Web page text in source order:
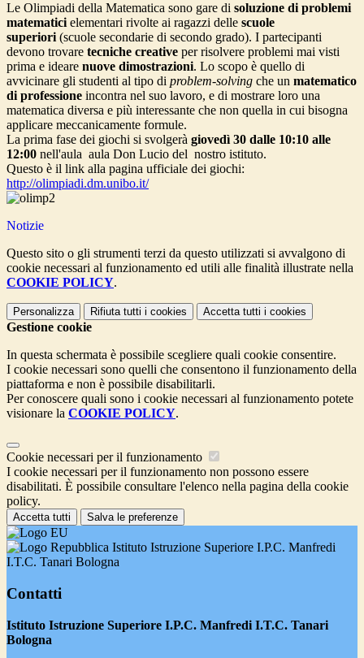
Le Olimpiadi della Matematica sono gare di soluzione di problemi
matematici elementari rivolte ai ragazzi delle scuole
superiori (scuole secondarie di secondo grado). I partecipanti
devono trovare tecniche creative per risolvere problemi mai visti
prima e ideare nuove dimostrazioni. Lo scopo è quello di
avvicinare gli studenti al tipo di problem-solving che un matematico
di professione incontra nel suo lavoro, e di mostrare loro una
matematica diversa e più interessante che non quella in cui bisogna
applicare meccanicamente formule.
La prima fase dei giochi si svolgerà giovedì 30 dalle 10:10 alle
12:00 nell'aula aula Don Lucio del nostro istituto.
Questo è il link alla pagina ufficiale dei giochi:
http://olimpiadi.dm.unibo.it/
Notizie
Questo sito o gli strumenti terzi da questo utilizzati si avvalgono di
cookie necessari al funzionamento ed utili alle finalità illustrate nella
COOKIE POLICY.
Personalizza Rifiuta tutti i cookies Accetta tutti i cookies
Gestione cookie
In questa schermata è possibile scegliere quali cookie consentire.
I cookie necessari sono quelli che consentono il funzionamento della
piattaforma e non è possibile disabilitarli.
Per conoscere quali sono i cookie necessari al funzionamento potete
visionare la COOKIE POLICY.
Cookie necessari per il funzionamento
I cookie necessari per il funzionamento non possono essere
disabilitati. È possibile consultare l'elenco nella pagina della cookie
policy.
Accetta tutti Salva le preferenze
Istituto Istruzione Superiore I.P.C. Manfredi
I.T.C. Tanari Bologna
Contatti
Istituto Istruzione Superiore I.P.C. Manfredi I.T.C. Tanari
Bologna